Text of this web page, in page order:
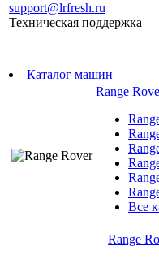
support@lrfresh.ru
Техническая поддержка
Каталог машин
Range
Все
Range